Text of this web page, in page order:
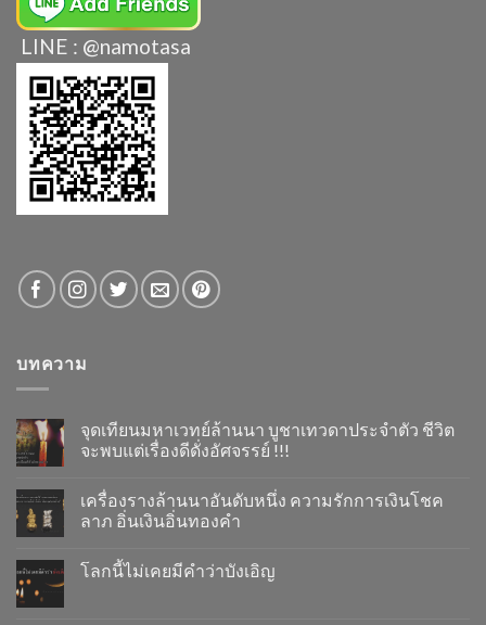
LINE : @namotasa
บทความ
จุดเทียนมหาเวทย์ล้านนา บูชาเทวดาประจำตัว ชีวิต
จะพบแต่เรื่องดีดั่งอัศจรรย์ !!!
เครื่องรางล้านนาอันดับหนึ่ง ความรักการเงินโชค
ลาภ อิ่นเงินอิ่นทองคำ
โลกนี้ไม่เคยมีคำว่าบังเอิญ